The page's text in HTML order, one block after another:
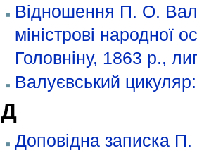
Відношення П. О.
міністрові народної
Головніну, 1863 р.,
Валуєвський
Д
Доповідна записка